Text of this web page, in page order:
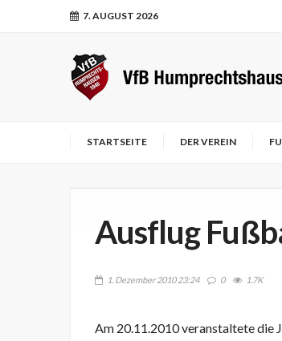
7. AUGUST 2026
STARTSEITE DER VEREIN
Ausflug
1. Dezember 2010 23:24 0 1.7K
Am 20.11.2010 veranstaltete die